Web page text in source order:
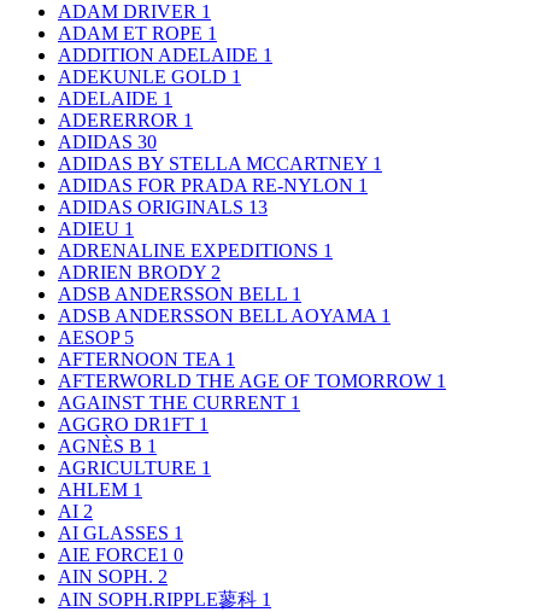
ADAM DRIVER 1
ADAM ET ROPE 1
ADDITION ADELAIDE 1
ADEKUNLE GOLD 1
ADELAIDE 1
ADERERROR 1
ADIDAS 30
ADIDAS BY STELLA MCCARTNEY 1
ADIDAS FOR PRADA RE-NYLON 1
ADIDAS ORIGINALS 13
ADIEU 1
ADRENALINE EXPEDITIONS 1
ADRIEN BRODY 2
ADSB ANDERSSON BELL 1
ADSB ANDERSSON BELL AOYAMA 1
AESOP 5
AFTERNOON TEA 1
AFTERWORLD THE AGE OF TOMORROW 1
AGAINST THE CURRENT 1
AGGRO DR1FT 1
AGNÈS B 1
AGRICULTURE 1
AHLEM 1
AI 2
AI GLASSES 1
AIE FORCE1 0
AIN SOPH. 2
AIN SOPH.RIPPLE蓼科 1